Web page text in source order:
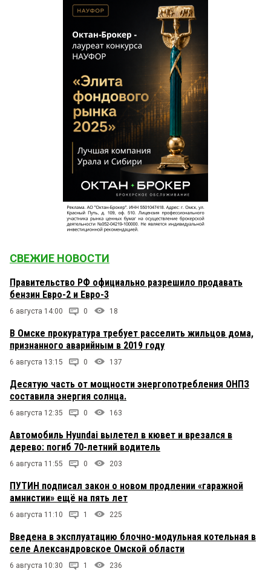
СВЕЖИЕ НОВОСТИ
Правительство РФ официально разрешило продавать
бензин Евро-2 и Евро-3
6 августа 14:00 0 18
В Омске прокуратура требует расселить жильцов дома,
признанного аварийным в 2019 году
6 августа 13:15 0 137
Десятую часть от мощности энергопотребления ОНПЗ
составила энергия солнца.
6 августа 12:35 0 163
Автомобиль Hyundai вылетел в кювет и врезался в
дерево: погиб 70-летний водитель
6 августа 11:55 0 203
ПУТИН подписал закон о новом продлении «гаражной
амнистии» ещё на пять лет
6 августа 11:10 1 225
Введена в эксплуатацию блочно-модульная котельная в
селе Александровское Омской области
6 августа 10:30 1 236